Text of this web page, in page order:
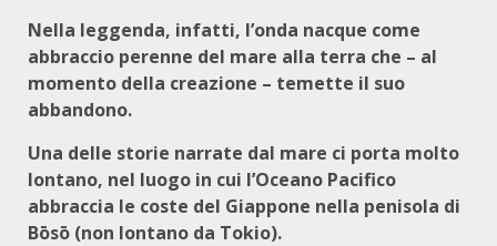
Nella leggenda, infatti, l’onda nacque come
abbraccio perenne del mare alla terra che – al
momento della creazione – temette il suo
abbandono.
Una delle storie narrate dal mare ci porta molto
lontano, nel luogo in cui l’Oceano Pacifico
abbraccia le coste del Giappone nella penisola di
Bōsō (non lontano da Tokio).